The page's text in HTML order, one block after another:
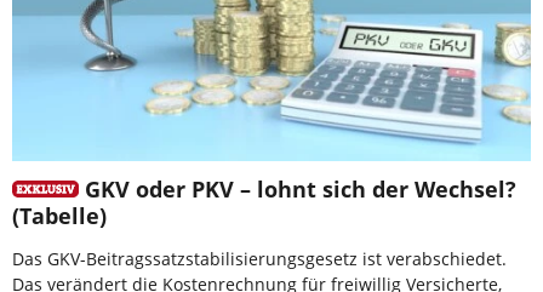
GKV oder PKV – lohnt sich der Wechsel?
(Tabelle)
Das GKV-Beitragssatzstabilisierungsgesetz ist verabschiedet.
Das verändert die Kostenrechnung für freiwillig Versicherte,